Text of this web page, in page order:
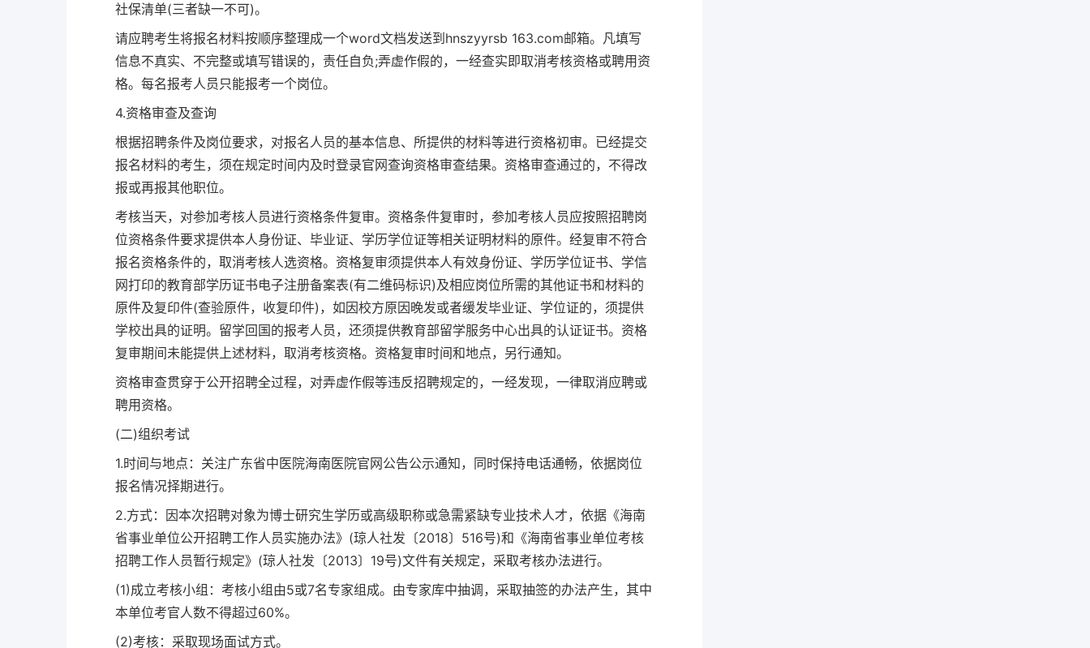
社保清单(三者缺一不可)。
请应聘考生将报名材料按顺序整理成一个word文档发送到hnszyyrsb 163.com邮箱。凡填写
信息不真实、不完整或填写错误的，责任自负;弄虚作假的，一经查实即取消考核资格或聘用资
格。每名报考人员只能报考一个岗位。
4.资格审查及查询
根据招聘条件及岗位要求，对报名人员的基本信息、所提供的材料等进行资格初审。已经提交
报名材料的考生，须在规定时间内及时登录官网查询资格审查结果。资格审查通过的，不得改
报或再报其他职位。
考核当天，对参加考核人员进行资格条件复审。资格条件复审时，参加考核人员应按照招聘岗
位资格条件要求提供本人身份证、毕业证、学历学位证等相关证明材料的原件。经复审不符合
报名资格条件的，取消考核人选资格。资格复审须提供本人有效身份证、学历学位证书、学信
网打印的教育部学历证书电子注册备案表(有二维码标识)及相应岗位所需的其他证书和材料的
原件及复印件(查验原件，收复印件)，如因校方原因晚发或者缓发毕业证、学位证的，须提供
学校出具的证明。留学回国的报考人员，还须提供教育部留学服务中心出具的认证证书。资格
复审期间未能提供上述材料，取消考核资格。资格复审时间和地点，另行通知。
资格审查贯穿于公开招聘全过程，对弄虚作假等违反招聘规定的，一经发现，一律取消应聘或
聘用资格。
(二)组织考试
1.时间与地点：关注广东省中医院海南医院官网公告公示通知，同时保持电话通畅，依据岗位
报名情况择期进行。
2.方式：因本次招聘对象为博士研究生学历或高级职称或急需紧缺专业技术人才，依据《海南
省事业单位公开招聘工作人员实施办法》(琼人社发〔2018〕516号)和《海南省事业单位考核
招聘工作人员暂行规定》(琼人社发〔2013〕19号)文件有关规定，采取考核办法进行。
(1)成立考核小组：考核小组由5或7名专家组成。由专家库中抽调，采取抽签的办法产生，其中
本单位考官人数不得超过60%。
(2)考核：采取现场面试方式。